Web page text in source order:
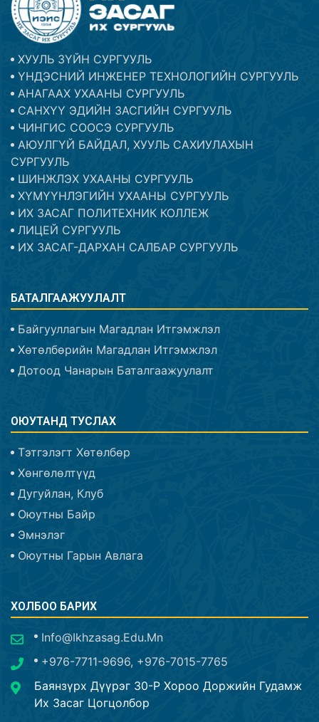
ХУУЛЬ ЗҮЙН СУРГУУЛЬ
ҮНДЭСНИЙ ИНЖЕНЕР ТЕХНОЛОГИЙН СУРГУУЛЬ
АНАГААХ УХААНЫ СУРГУУЛЬ
САНХҮҮ ЭДИЙН ЗАСГИЙН СУРГУУЛЬ
ЧИНГИС СООСЭ СУРГУУЛЬ
АЮУЛГҮЙ БАЙДАЛ, ХУУЛЬ САХИУЛАХЫН
СУРГУУЛЬ
ШИНЖЛЭХ УХААНЫ СУРГУУЛЬ
ХҮМҮҮНЛЭГИЙН УХААНЫ СУРГУУЛЬ
ИХ ЗАСАГ ПОЛИТЕХНИК КОЛЛЕЖ
ЛИЦЕЙ СУРГУУЛЬ
ИХ ЗАСАГ-ДАРХАН САЛБАР СУРГУУЛЬ
БАТАЛГААЖУУЛАЛТ
Байгууллагын Магадлан Итгэмжлэл
Хөтөлбөрийн Магадлан Итгэмжлэл
Дотоод Чанарын Баталгаажуулалт
ОЮУТАНД ТУСЛАХ
Тэтгэлэгт Хөтөлбөр
Хөнгөлөлтүүд
Дугуйлан, Клуб
Оюутны Байр
Эмнэлэг
Оюутны Гарын Авлага
ХОЛБОО БАРИХ
Info@ikhzasag.edu.mn
+976-7711-9696, +976-7015-7765
Баянзүрх Дүүрэг 30-Р Хороо Доржийн Гудамж
Их Засаг Цогцолбор